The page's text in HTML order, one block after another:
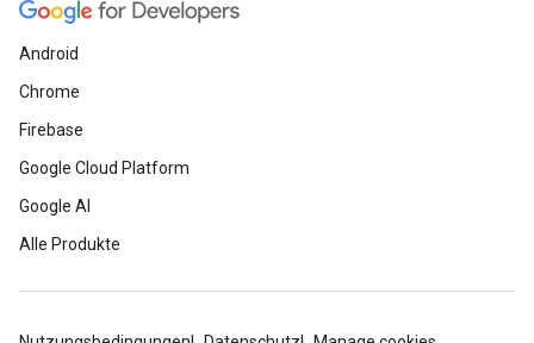
Android
Chrome
Firebase
Google Cloud Platform
Google AI
Alle Produkte